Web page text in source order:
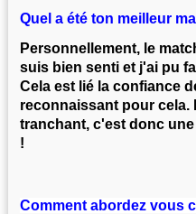
Quel a été ton meilleur
Personnellement, le
suis bien senti et j'ai pu
Cela est lié la confiance
reconnaissant pour cela.
tranchant, c'est donc
!
Comment abordez vous